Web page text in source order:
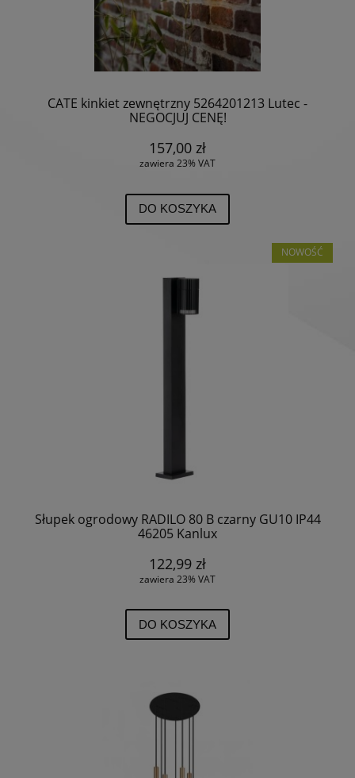
CATE kinkiet zewnętrzny 5264201213 Lutec -
NEGOCJUJ CENĘ!
157,00 zł
zawiera 23% VAT
DO KOSZYKA
Słupek ogrodowy RADILO 80 B czarny GU10 IP44
46205 Kanlux
122,99 zł
zawiera 23% VAT
DO KOSZYKA
NOWOŚĆ